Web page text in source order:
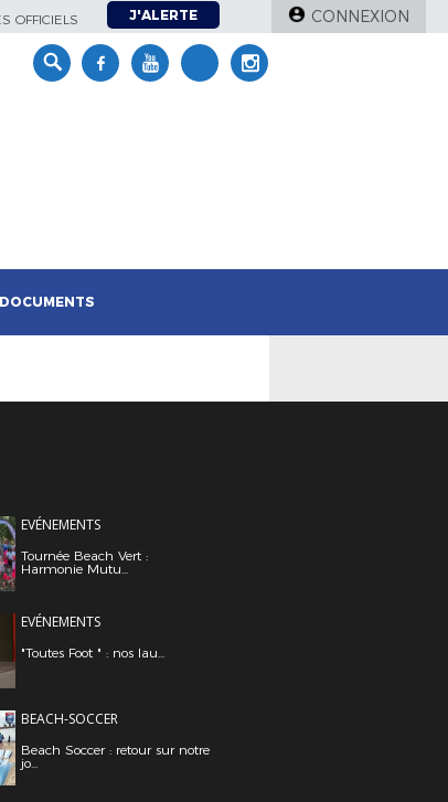
OFFICIELS J'ALERTE CONNEXION
DOCUMENTS
EVÉNEMENTS
Tournée Beach Vert :
Harmonie Mutu...
EVÉNEMENTS
"Toutes Foot " : nos lau...
BEACH-SOCCER
Beach Soccer : retour sur notre
jo...